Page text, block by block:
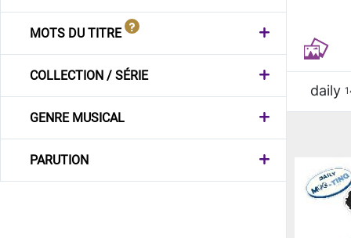
MOTS DU TITRE
COLLECTION / SÉRIE
GENRE MUSICAL
PARUTION
daily